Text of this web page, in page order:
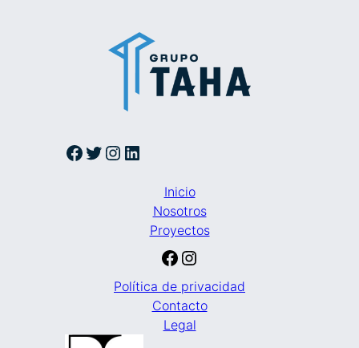
Facebook Twitter Instagram LinkedIn
Inicio
Nosotros
Proyectos
Facebook Instagram
Política de privacidad
Contacto
Legal